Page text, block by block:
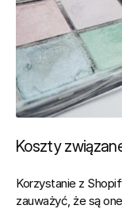
Koszty
Korzystanie z
zauważyć, że są